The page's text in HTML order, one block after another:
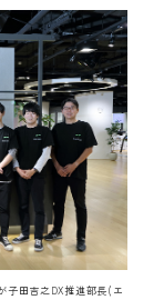
子田吉之DX推進部長(エ